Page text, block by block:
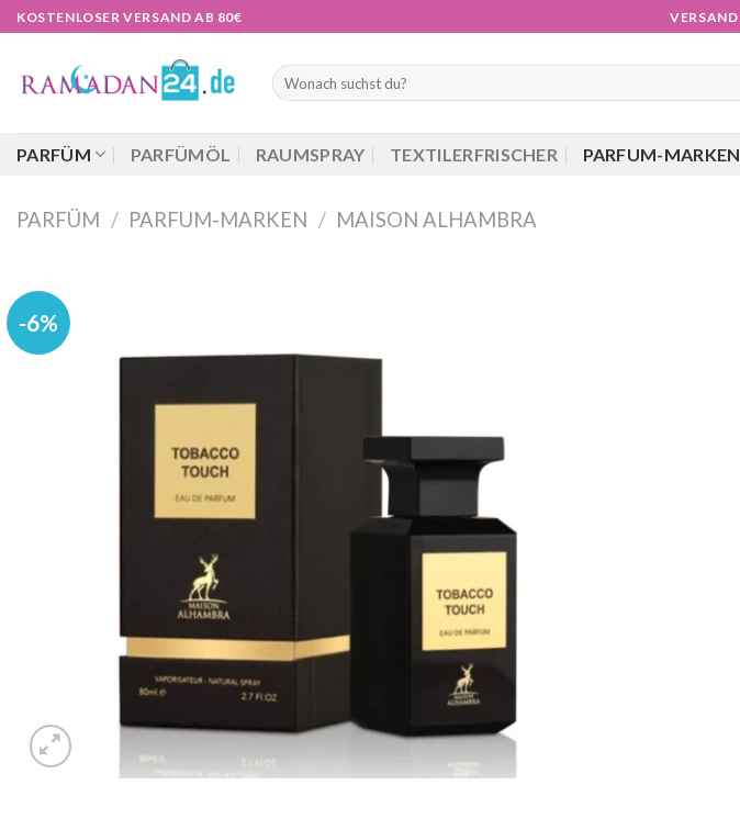
Zum
Inhalt
KOSTENLOSER VERSAND AB 80€
Suchen
nach:
PARFÜM PARFÜMÖL RAUMSPRAY TEXTILERFRISCHER PARFUM-MARKEN
PARFÜM / PARFUM-MARKEN / MAISON ALHAMBRA
-6%